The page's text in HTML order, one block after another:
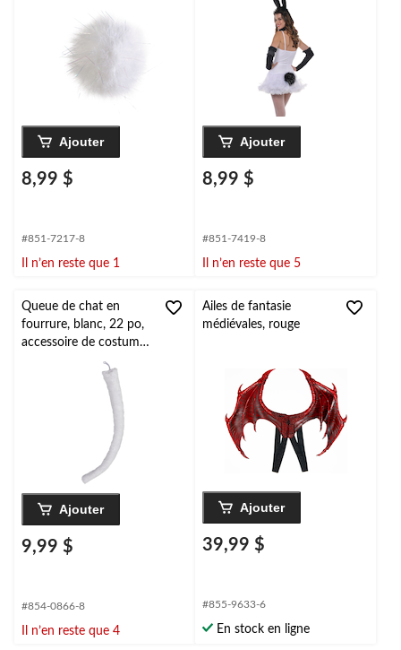
l'Halloween
Ajouter
8,99 $
#851-7217-8
Il n’en reste que 1
à porter pour
Ajouter
8,99 $
#851-7419-8
Il n’en reste que 5
Queue de chat en
fourrure, blanc, 22 po,
accessoire de costume
Ajouter
9,99 $
#854-0866-8
Il n’en reste que 4
Ailes de fantasie
médiévales, rouge
Ajouter
39,99 $
#855-9633-6
En stock en ligne